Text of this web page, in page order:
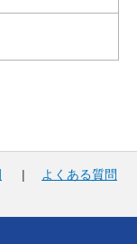
|
よくある質問